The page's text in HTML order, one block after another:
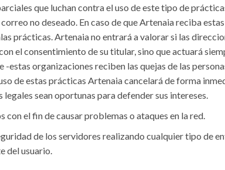
que luchan contra el uso de este tipo de
no deseado. En caso de que Artenaia reciba
prácticas. Artenaia no entrará a valorar si las
el consentimiento de su titular, sino que actuará
-estas organizaciones reciben las quejas de las
de estas prácticas Artenaia cancelará de forma
sean oportunas para defender sus intereses.
el fin de causar problemas o ataques en la red.
de los servidores realizando cualquier tipo de
del usuario.